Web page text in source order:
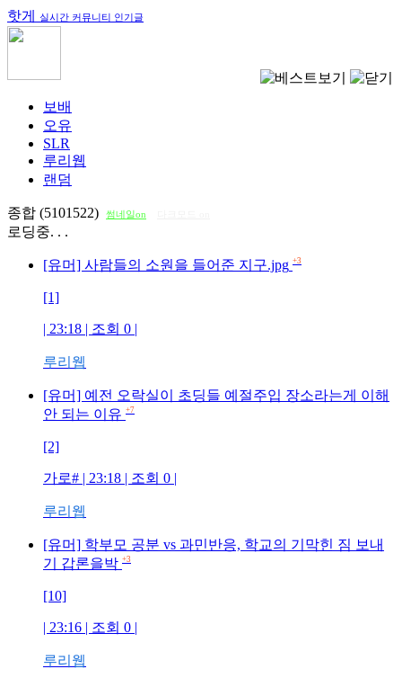
핫게 실시간 커뮤니티 인기글
보배
오유
SLR
루리웹
랜덤
종합 (5101522) 썸네일on
로딩중. . .
[유머] 사람들의 소원을 들어준 지구.jpg +3
[1]
| 23:18 | 조회 0 |
루리웹
[유머] 예전 오락실이 초딩들 예절주입 장소라는게 이해
안 되는 이유 +7
[2]
가로# | 23:18 | 조회 0 |
루리웹
[유머] 학부모 공분 vs 과민반응, 학교의 기막힌 짐 보내
기 갑론을박 +3
[10]
| 23:16 | 조회 0 |
루리웹